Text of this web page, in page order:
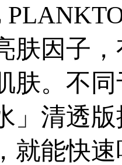
肤因子
肤。不
」清透
就能快